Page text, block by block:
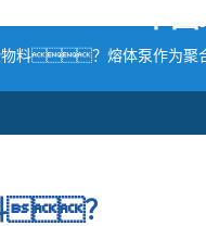
中
物料？熔体泵作为
？